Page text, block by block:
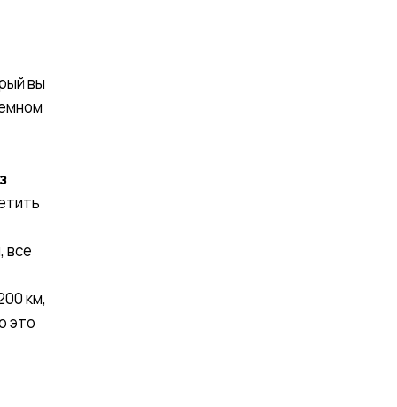
вы
все
км,
это